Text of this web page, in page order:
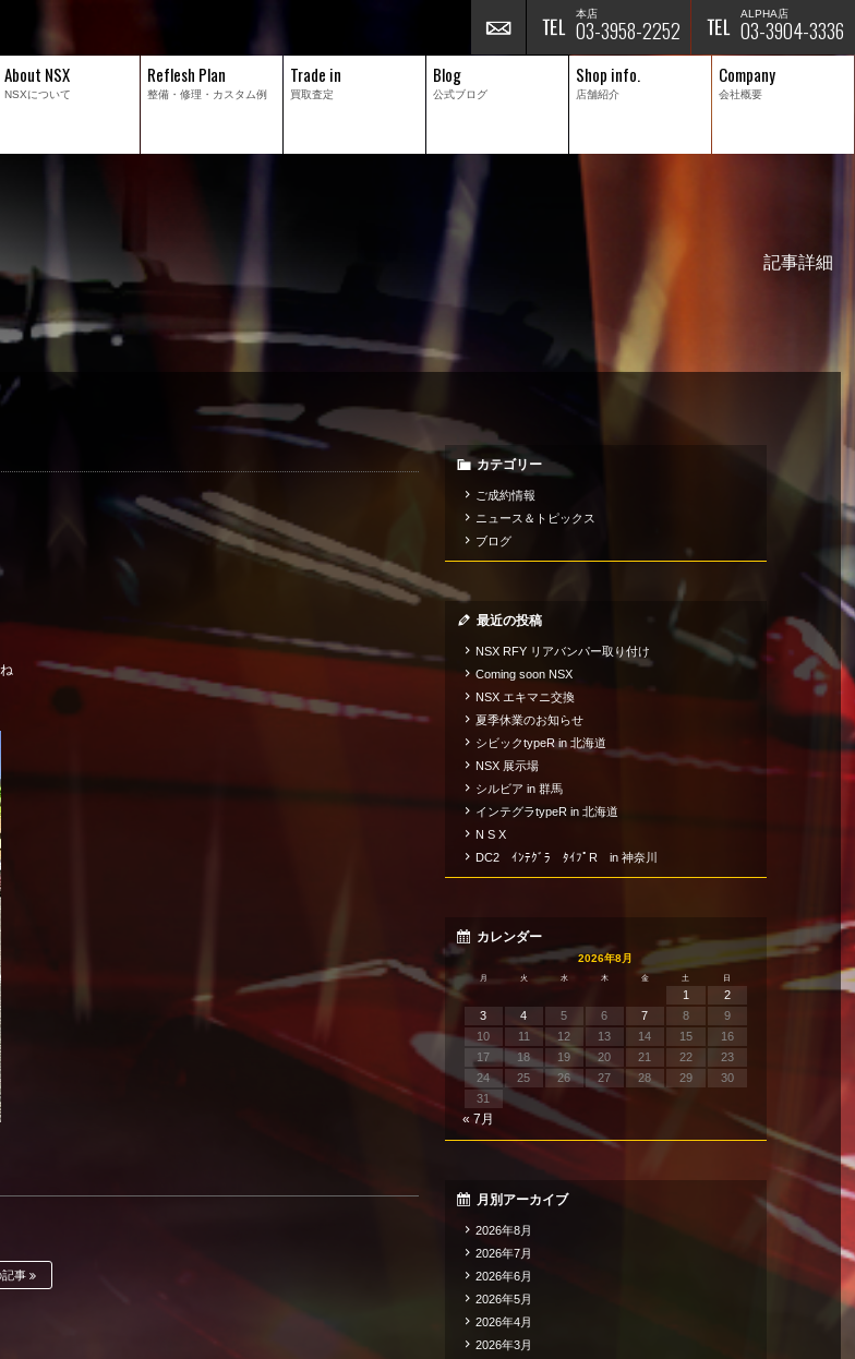
ALPHA店
03-3904-3336
本店
03-3958-2252
About NSX
NSXについて
Reflesh Plan
整備・修理・ カスタム例
Trade in
買取査定
Blog
公式ブログ
Shop info.
店舗紹介
Company
会社概要
記事詳細
記事
カテゴリー
ご成約情報
ニュース＆トピックス
ブログ
最近の投稿
NSX RFY リアバンパー取り付け
Coming soon NSX
NSX エキマニ交換
夏季休業のお知らせ
シビックtypeR in 北海道
NSX 展示場
シルビア in 群馬
インテグラtypeR in 北海道
N S X
DC2 ｲﾝﾃｸﾞﾗ ﾀｲﾌﾟR in 神奈川
カレンダー
2026年8月
月 火 水 木 金 土 日
1
2
3
4 5 6 7 8
9
10
11 12 13 14 15
16
17
18 19 20 21 22
23
24
25 26 27 28 29
30
31
« 7月
月別アーカイブ
2026年8月
2026年7月
2026年6月
2026年5月
2026年4月
2026年3月